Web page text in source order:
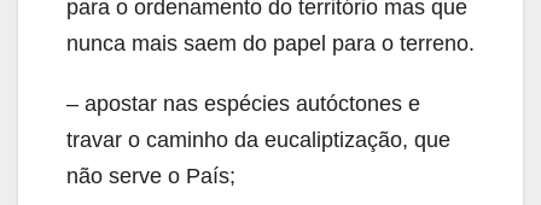
para o ordenamento do território mas que
nunca mais saem do papel para o terreno.
– apostar nas espécies autóctones e
travar o caminho da eucaliptização, que
não serve o País;